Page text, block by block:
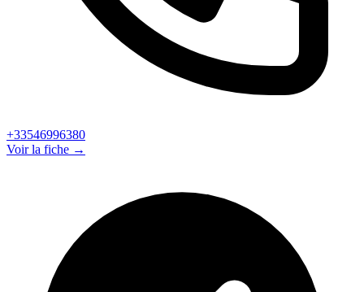
+33546996380
Voir la fiche →